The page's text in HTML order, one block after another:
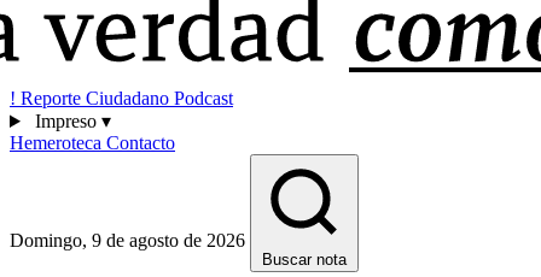
! Reporte Ciudadano Podcast
Impreso ▾
Hemeroteca Contacto
Domingo, 9 de agosto de 2026
Buscar nota